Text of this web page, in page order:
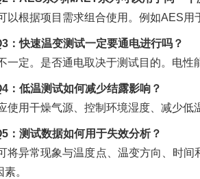
以根据项目需求组合使用。例如AES用
：快速温变测试一定要通电进行吗？
一定。是否通电取决于测试目的。电性
：低温测试如何减少结露影响？
使用干燥气源、控制环境湿度、减少低
：测试数据如何用于失效分析？
将异常现象与温度点、温变方向、时
。